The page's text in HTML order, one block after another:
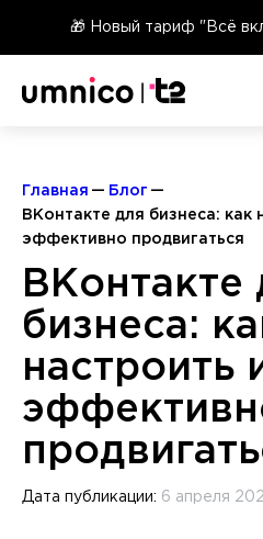
🎁 Новый тариф "Всё
Главная
Блог
ВКонтакте для бизнеса: как
эффективно продвигаться
ВКонтакте
бизнеса:
настроить
Дата публикации: 6 апреля